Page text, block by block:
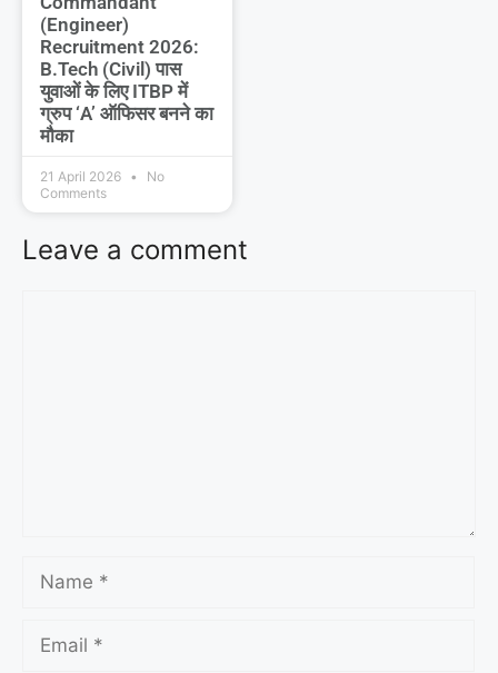
(Engineer)
Recruitment 2026:
B.Tech (Civil) पास
युवाओं के लिए ITBP में
ग्रुप ‘A’ ऑफिसर बनने का
मौका
21 April 2026
No
Comments
Leave a comment